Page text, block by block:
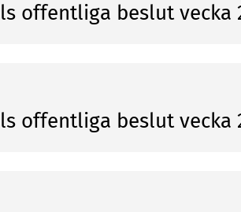
offentliga beslut vecka
offentliga beslut vecka